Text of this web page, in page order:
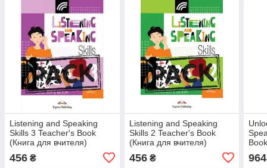
Listening and Speaking
Skills 3 Teacher's Book
(Книга для вчителя)
456 ₴
Listening and Speaking
Skills 2 Teacher's Book
(Книга для вчителя)
456₴ 964